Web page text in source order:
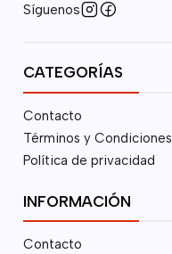
Síguenos
CATEGORÍAS
Contacto
Términos y Condiciones
Política de privacidad
INFORMACIÓN
Contacto